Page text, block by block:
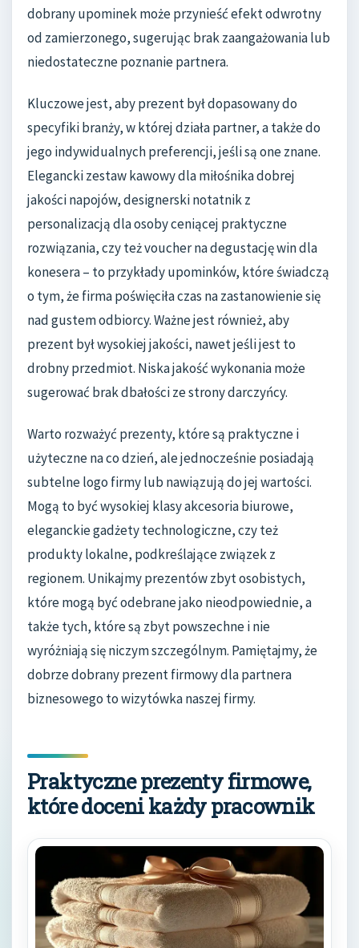
dobrany upominek może przynieść efekt odwrotny
od zamierzonego, sugerując brak zaangażowania lub
niedostateczne poznanie partnera.
Kluczowe jest, aby prezent był dopasowany do
specyfiki branży, w której działa partner, a także do
jego indywidualnych preferencji, jeśli są one znane.
Elegancki zestaw kawowy dla miłośnika dobrej
jakości napojów, designerski notatnik z
personalizacją dla osoby ceniącej praktyczne
rozwiązania, czy też voucher na degustację win dla
konesera – to przykłady upominków, które świadczą
o tym, że firma poświęciła czas na zastanowienie się
nad gustem odbiorcy. Ważne jest również, aby
prezent był wysokiej jakości, nawet jeśli jest to
drobny przedmiot. Niska jakość wykonania może
sugerować brak dbałości ze strony darczyńcy.
Warto rozważyć prezenty, które są praktyczne i
użyteczne na co dzień, ale jednocześnie posiadają
subtelne logo firmy lub nawiązują do jej wartości.
Mogą to być wysokiej klasy akcesoria biurowe,
eleganckie gadżety technologiczne, czy też
produkty lokalne, podkreślające związek z
regionem. Unikajmy prezentów zbyt osobistych,
które mogą być odebrane jako nieodpowiednie, a
także tych, które są zbyt powszechne i nie
wyróżniają się niczym szczególnym. Pamiętajmy, że
dobrze dobrany prezent firmowy dla partnera
biznesowego to wizytówka naszej firmy.
Praktyczne prezenty firmowe,
które doceni każdy pracownik